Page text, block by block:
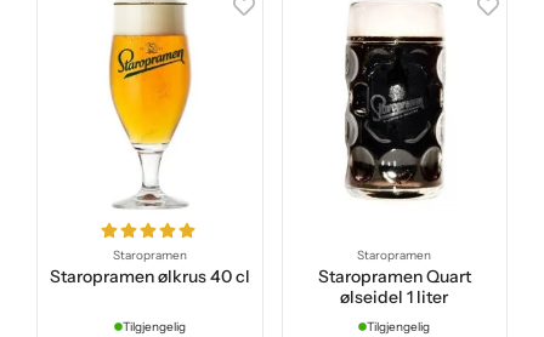
Staropramen
Staropramen ølkrus 40 cl
Tilgjengelig
Staropramen
Staropramen Quart
ølseidel 1 liter
Tilgjengelig